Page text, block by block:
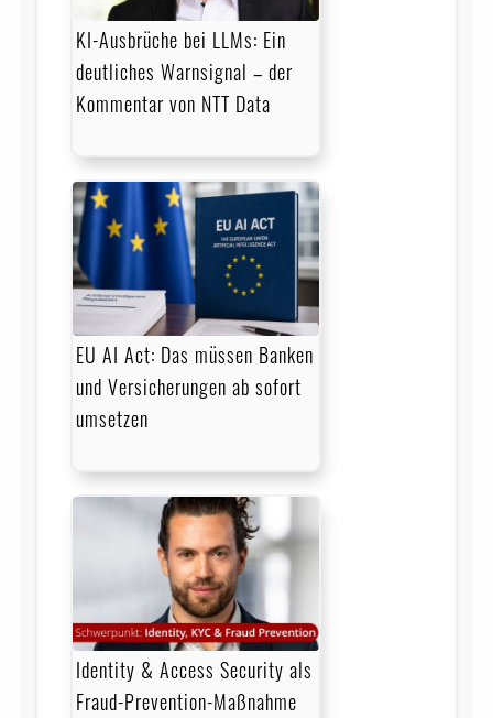
KI-Ausbrüche bei LLMs: Ein
deutliches Warnsignal – der
Kommentar von NTT Data
EU AI Act: Das müssen Banken
und Versicherungen ab sofort
umsetzen
Identity & Access Security als
Fraud-Prevention-Maßnahme